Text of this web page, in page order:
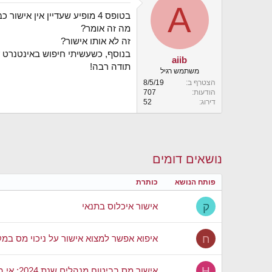
י
ך
A
aiib
משתמש רגיל
הצטרף ב
8/5/19
הודעות
707
דירוג
52
בטופס 4 מופיע שעדיין אין אישור כבאות. אבל בתיק ההיתר אישור כבאות מופיע כתנאי להיתר שבוצע כבר.
מה זה אומר?
זה לא אותו אישור?
בנוסף, כשעשיתי חיפוש
תודה רבה!
נושאים דומים
פותח הנושא כותרת
ק אישור איכלוס בתנאי
ח איפוא אפשר למצוא אישור על ניכוי מס